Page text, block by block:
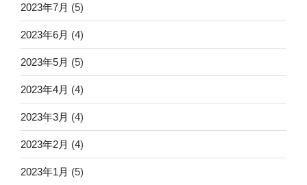
2023年7月 (5)
2023年6月 (4)
2023年5月 (5)
2023年4月 (4)
2023年3月 (4)
2023年2月 (4)
2023年1月 (5)